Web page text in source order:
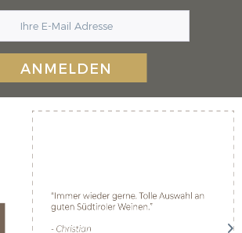
ANMELDEN